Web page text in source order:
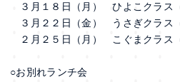
３月１８日（月） ひよこクラス（
３月２２日（金） うさぎクラス（
２月２５日（月） こぐまクラス（
○お別れランチ会